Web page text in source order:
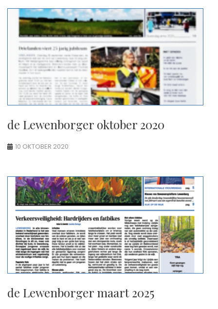
de Lewenborger oktober 2020
10 OKTOBER 2020
de Lewenborger maart 2025